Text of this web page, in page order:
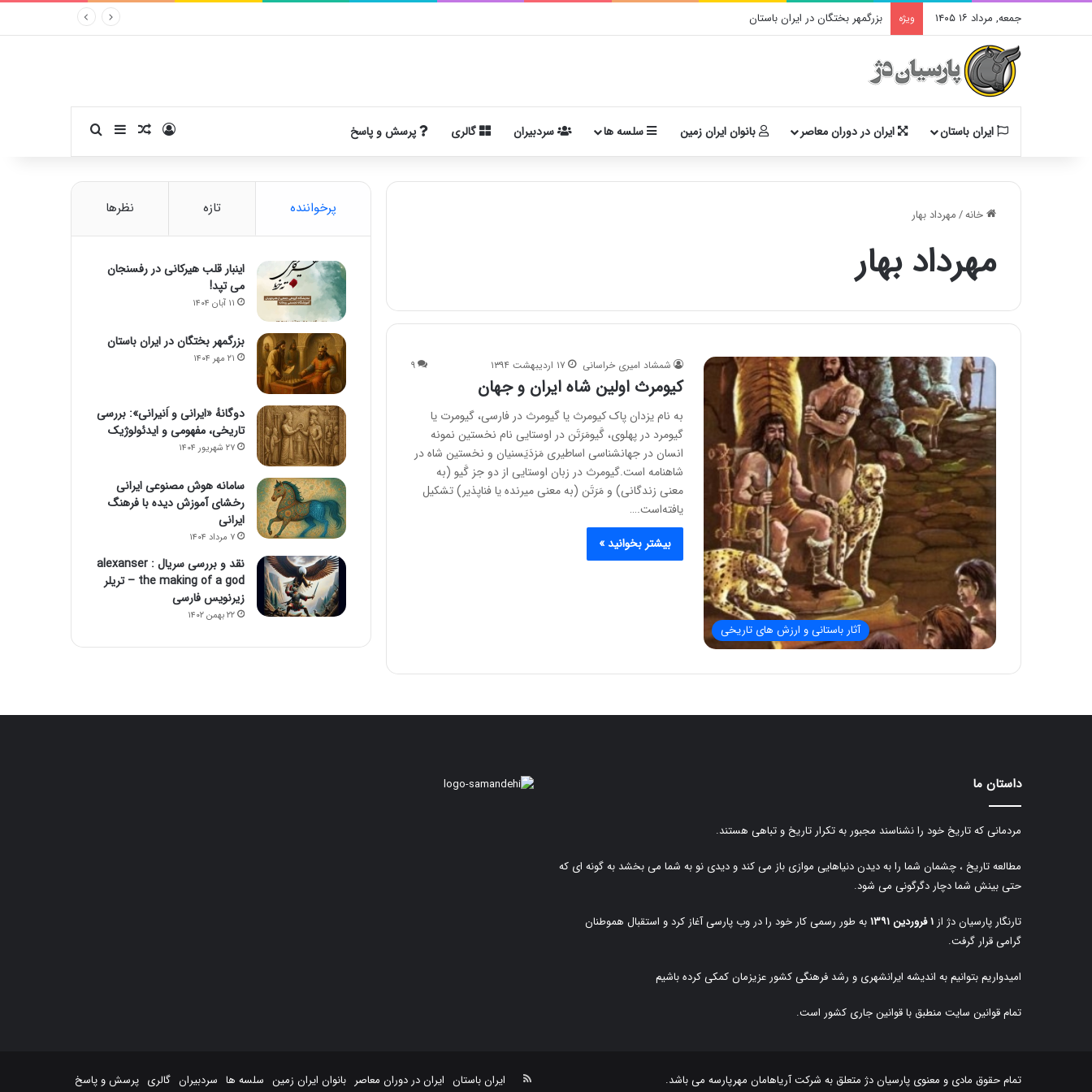
جمعه, مرداد ۱۶ ۱۴۰۵ ویژه بزرگمهر بختگان در ایران باستان
ایران باستان ایران در دوران معاصر بانوان ایران زمین سلسه ها سردبیران گالری پرسش و پاسخ ورودنوشته تصادفی
سایدبارجستجو برای
خانه/مهرداد بهار
مهرداد بهار
آثار باستانی و ارزش های تاریخی
شمشاد امیری خراسانی ۱۷ اردیبهشت ۱۳۹۴ ۹
کیومرث اولین شاه ایران و جهان
به نام یزدان پاک کیومرث یا گیومرث در فارسی، گیومرت یا
گیومرد در پهلوی، گَیومَرَتَن در اوستایی نام نخستین نمونه
انسان در جهانشناسی اساطیری مَزدَیَسنیان و نخستین شاه در
شاهنامه است.گیومرث در زبان اوستایی از دو جز گَیو (به
معنی زندگانی) و مَرَتَن (به معنی میرنده یا فناپذیر) تشکیل
یافته‌است.…
بیشتر بخوانید »
پرخواننده تازه نظرها
اینبار قلب هیرکانی در رفسنجان
می تپد!
۱۱ آبان ۱۴۰۴
بزرگمهر بختگان در ایران باستان
۲۱ مهر ۱۴۰۴
دوگانهٔ «ایرانی و اَنیرانی»: بررسی
تاریخی، مفهومی و ایدئولوژیک
۲۷ شهریور ۱۴۰۴
سامانه هوش مصنوعی ایرانی
رخشای آموزش دیده با فرهنگ
ایرانی
۷ مرداد ۱۴۰۴
نقد و بررسی سریال alexanser :
the making of a god – تریلر
زیرنویس فارسی
۲۲ بهمن ۱۴۰۲
داستان ما
مردمانی که تاریخ خود را نشناسند مجبور به تکرار تاریخ و تباهی هستند.
مطالعه تاریخ ، چشمان شما را به دیدن دنیاهایی موازی باز می کند و دیدی نو به شما می بخشد به گونه ای که
حتی بینش شما دچار دگرگونی می شود.
تارنگار پارسیان دژ از ۱ فروردین ۱۳۹۱
به طور رسمی کار خود را در وب پارسی آغاز کرد و استقبال هموطنان
گرامی قرار گرفت.
امیدواریم بتوانیم به اندیشه ایرانشهری و رشد فرهنگی کشور عزیزمان کمکی کرده باشیم
تمام قوانین سایت منطبق با قوانین جاری کشور است.
تمام حقوق مادی و معنوی پارسیان دژ متعلق به شرکت آریاهامان مهرپارسه می باشد. ایران باستان ایران در دوران معاصر بانوان ایران زمین سلسه ها سردبیران گالری پرسش و پاسخ خوراک